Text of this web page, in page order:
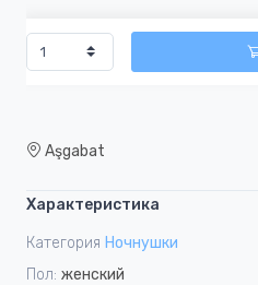
Aşgabat
Характеристика
Категория Ночнушки
Пол: женский